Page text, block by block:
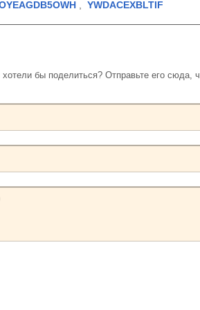
,YWDACEXBLTIF
бы поделиться? Отправьте его сюда,